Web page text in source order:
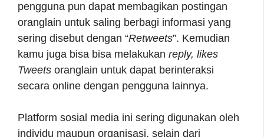
pengguna pun dapat membagikan postingan
oranglain untuk saling berbagi informasi yang
sering disebut dengan “Retweets”. Kemudian
kamu juga bisa bisa melakukan reply, likes
Tweets oranglain untuk dapat berinteraksi
secara online dengan pengguna lainnya.
Platform sosial media ini sering digunakan oleh
individu maupun organisasi, selain dari